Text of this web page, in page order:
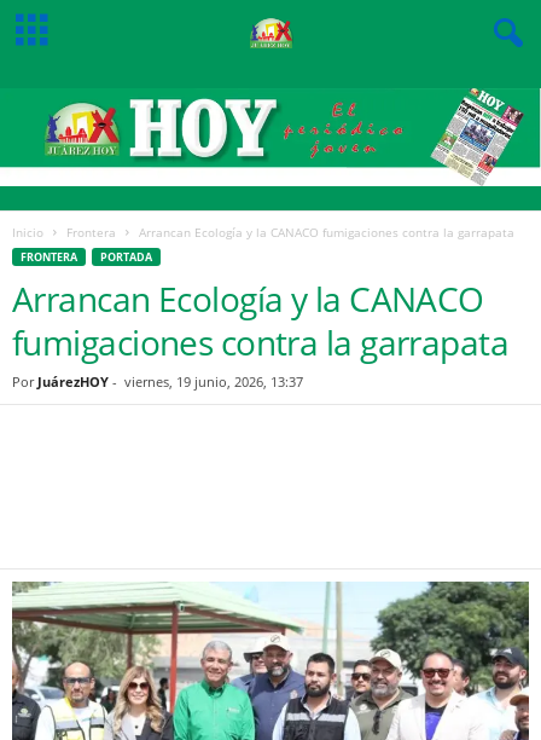
Inicio Frontera Arrancan Ecología y la CANACO fumigaciones contra la garrapata
FRONTERA PORTADA
Arrancan Ecología y la CANACO
fumigaciones contra la garrapata
Por JuárezHOY - viernes, 19 junio, 2026, 13:37